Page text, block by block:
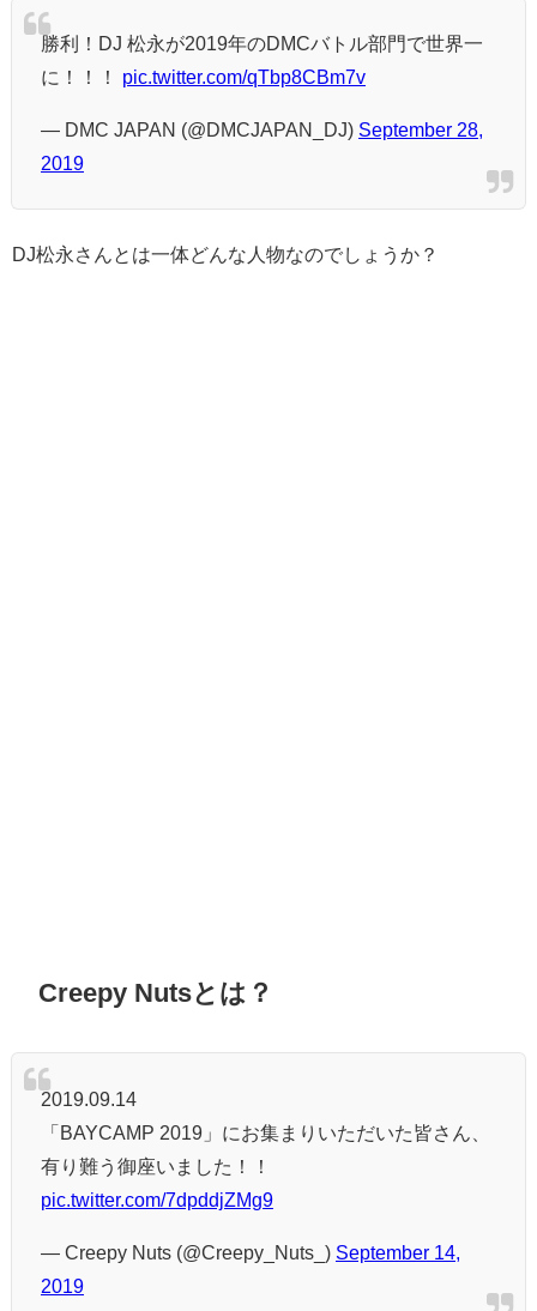
勝利！DJ 松永が2019年のDMCバトル部門で世界一
に！！！ pic.twitter.com/qTbp8CBm7v
— DMC JAPAN (@DMCJAPAN_DJ) September 28,
2019
DJ松永さんとは一体どんな人物なのでしょうか？
Creepy Nutsとは？
2019.09.14
「BAYCAMP 2019」にお集まりいただいた皆さん、
有り難う御座いました！！
pic.twitter.com/7dpddjZMg9
— Creepy Nuts (@Creepy_Nuts_) September 14,
2019